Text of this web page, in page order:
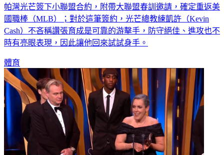
帕灣光芒簽下小聯盟合約，附帶大聯盟春訓邀請，確定重返美
國職棒（MLB）；對於這筆簽約，光芒總教練凱許（Kevin
Cash）不吝稱讚張育成是可靠的游擊手，防守絕佳、進攻也不
時有亮眼表現，因此讓他回來試試身手。
體育